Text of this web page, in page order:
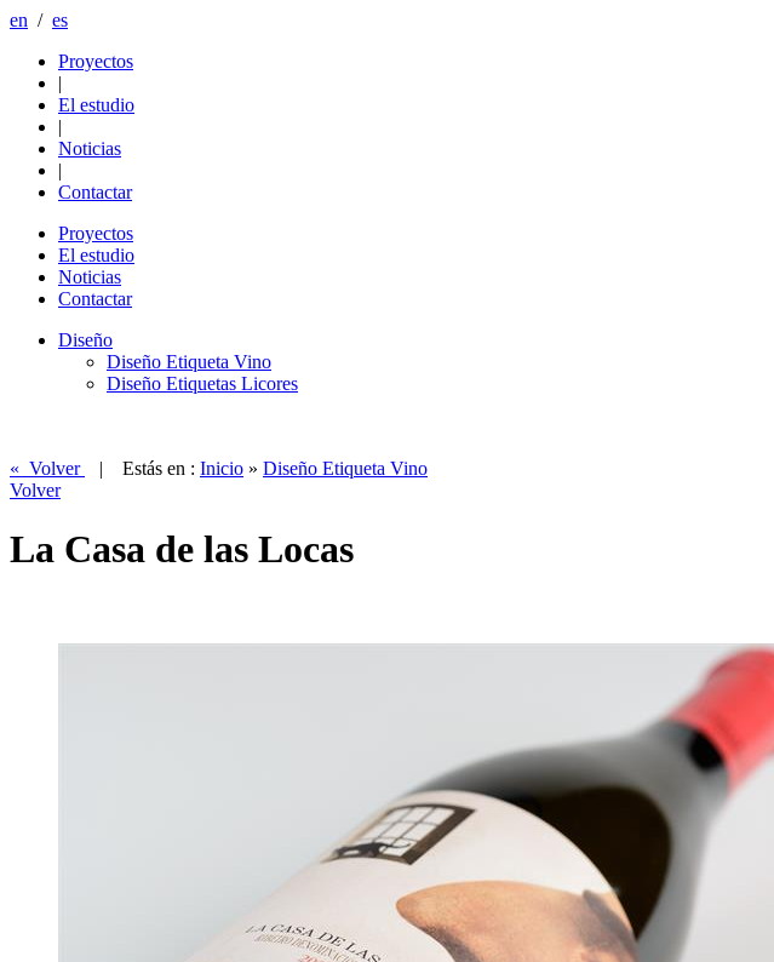
en / es
Proyectos
|
El estudio
|
Noticias
|
Contactar
Proyectos
El estudio
Noticias
Contactar
Diseño
Diseño Etiqueta Vino
Diseño Etiquetas Licores
« Volver | Estás en : Inicio » Diseño Etiqueta Vino
Volver
La Casa de las Locas